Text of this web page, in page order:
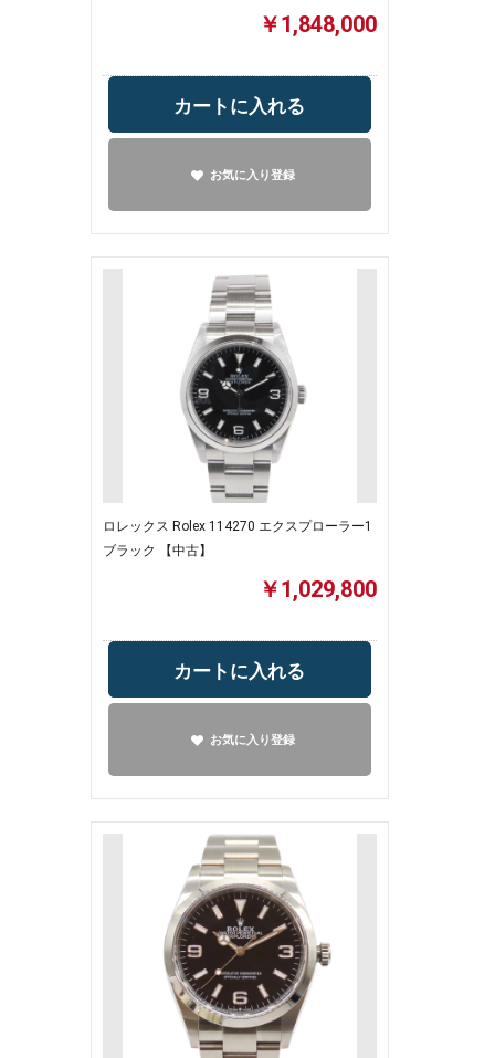
￥1,848,000
カートに入れる
お気に入り登録
ロレックス Rolex 114270 エクスプローラー1
ブラック 【中古】
￥1,029,800
カートに入れる
お気に入り登録